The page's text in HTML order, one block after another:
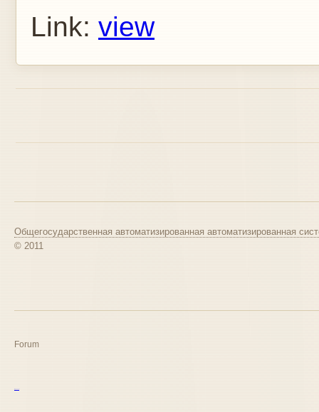
Link: view
Общегосударственная автоматизированная автоматизированная
© 2011
Forum